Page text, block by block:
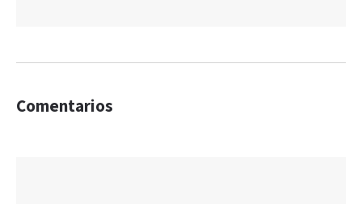
Comentarios